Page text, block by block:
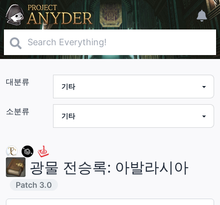
대분류
소분류
광물 전승록: 아발라시아
Patch 3.0